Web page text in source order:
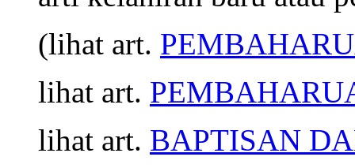
(lihat art.
lihat art.
lihat art. BAPTISAN